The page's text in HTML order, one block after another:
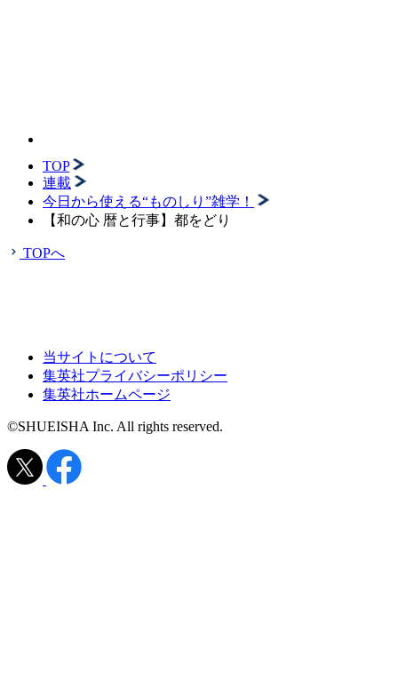
TOP
連載
今日から使える“ものしり”雑学！
【和の心 暦と行事】都をどり
TOPへ
当サイトについて
集英社プライバシーポリシー
集英社ホームページ
©SHUEISHA Inc. All rights reserved.